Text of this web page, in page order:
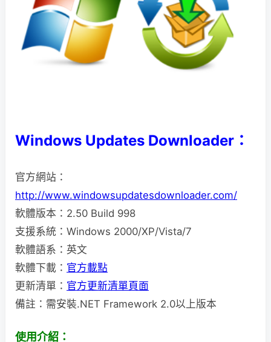
Windows Updates Downloader：
官方網站：
http://www.windowsupdatesdownloader.com/
軟體版本：2.50 Build 998
支援系統：Windows 2000/XP/Vista/7
軟體語系：英文
軟體下載： 官方載點
更新清單： 官方更新清單頁面
備註：需安裝.NET Framework 2.0以上版本
使用介紹：